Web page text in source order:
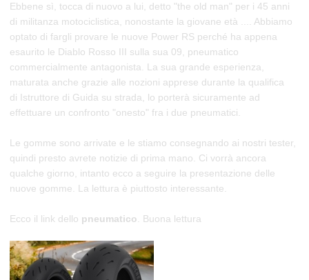
Ebbene sì, tocca di nuovo a lui, detto "the old man" per i 45 anni
di militanza motociclistica, nonostante la giovane età .... Abbiamo
optato di fargli provare le nuove Power RS perché ha appena
esaurito le Diablo Rosso III sulla sua 09, pneumatico
commercialmente antagonista. La sua grande esperienza,
maturata anche grazie alle nozioni apprese durante la qualifica
di Istruttore di Guida su strada, lo porterà sicuramente ad
effettuare un confronto "onesto" fra i due pneumatici.
Le gomme sono arrivate e le stiamo consegnando ai nostri tester,
quindi presto avrete notizie di prima mano. Ci vorrà ancora
qualche giorno, intanto ecco a seguire la presentazione delle
nuove gomme. La lettura è piuttosto interessante.
Ecco il link dello pneumatico. Buona lettura